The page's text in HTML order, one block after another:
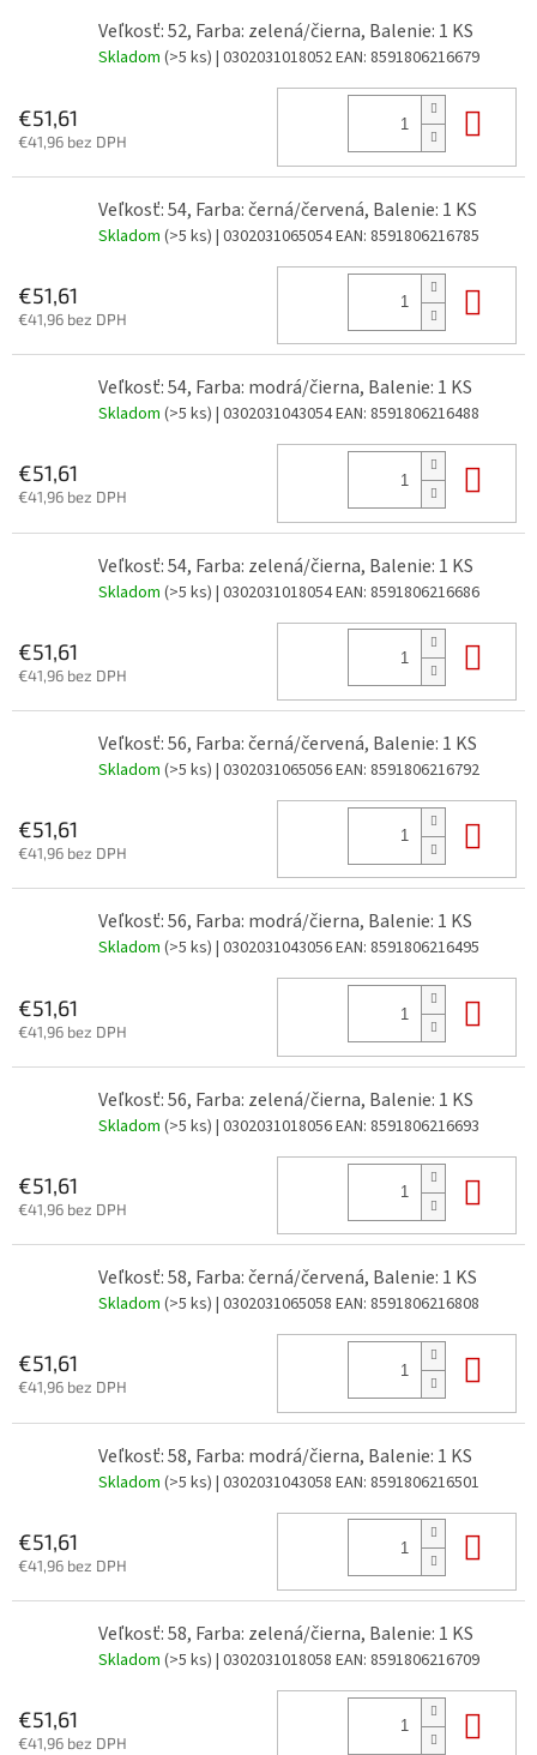
Veľkosť: 52, Farba: zelená/čierna, Balenie: 1 KS
Skladom (>5 ks) | 0302031018052EAN: 8591806216679
€51,61
€41,96 bez DPH
Veľkosť: 54, Farba: černá/červená, Balenie: 1 KS
Skladom (>5 ks) | 0302031065054EAN: 8591806216785
€51,61
€41,96 bez DPH
Veľkosť: 54, Farba: modrá/čierna, Balenie: 1 KS
Skladom (>5 ks) | 0302031043054EAN: 8591806216488
€51,61
€41,96 bez DPH
Veľkosť: 54, Farba: zelená/čierna, Balenie: 1 KS
Skladom (>5 ks) | 0302031018054EAN: 8591806216686
€51,61
€41,96 bez DPH
Veľkosť: 56, Farba: černá/červená, Balenie: 1 KS
Skladom (>5 ks) | 0302031065056EAN: 8591806216792
€51,61
€41,96 bez DPH
Veľkosť: 56, Farba: modrá/čierna, Balenie: 1 KS
Skladom (>5 ks) | 0302031043056EAN: 8591806216495
€51,61
€41,96 bez DPH
Veľkosť: 56, Farba: zelená/čierna, Balenie: 1 KS
Skladom (>5 ks) | 0302031018056EAN: 8591806216693
€51,61
€41,96 bez DPH
Veľkosť: 58, Farba: černá/červená, Balenie: 1 KS
Skladom (>5 ks) | 0302031065058 EAN: 8591806216808
€51,61
€41,96 bez DPH
Veľkosť: 58, Farba: modrá/čierna, Balenie: 1 KS
Skladom (>5 ks) | 0302031043058 EAN: 8591806216501
€51,61
€41,96 bez DPH
Veľkosť: 58, Farba: zelená/čierna, Balenie: 1 KS
Skladom (>5 ks) | 0302031018058 EAN: 8591806216709
€51,61
€41,96 bez DPH